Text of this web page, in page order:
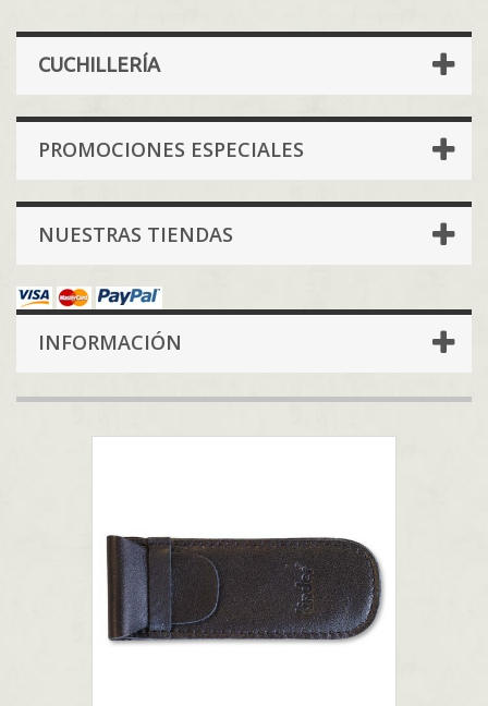
CUCHILLERÍA
PROMOCIONES ESPECIALES
NUESTRAS TIENDAS
INFORMACIÓN